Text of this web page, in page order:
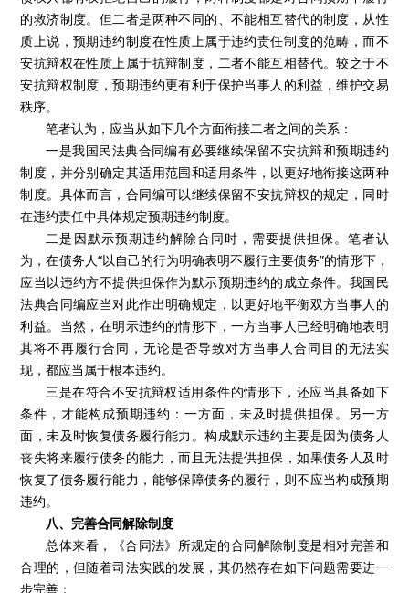
的救济制度。但二者是两种不同的、不能相互替代的制度，从性
质上说，预期违约制度在性质上属于违约责任制度的范畴，而不
安抗辩权在性质上属于抗辩制度，二者不能互相替代。较之于不
安抗辩权制度，预期违约更有利于保护当事人的利益，维护交易
秩序。
笔者认为，应当从如下几个方面衔接二者之间的关系：
一是我国民法典合同编有必要继续保留不安抗辩和预期违约
制度，并分别确定其适用范围和适用条件，以更好地衔接这两种
制度。具体而言，合同编可以继续保留不安抗辩权的规定，同时
在违约责任中具体规定预期违约制度。
二是因默示预期违约解除合同时，需要提供担保。笔者认
为，在债务人“以自己的行为明确表明不履行主要债务”的情形下，
应当以违约方不提供担保作为默示预期违约的成立条件。我国民
法典合同编应当对此作出明确规定，以更好地平衡双方当事人的
利益。当然，在明示违约的情形下，一方当事人已经明确地表明
其将不再履行合同，无论是否导致对方当事人合同目的无法实
现，都应当属于根本违约。
三是在符合不安抗辩权适用条件的情形下，还应当具备如下
条件，才能构成预期违约：一方面，未及时提供担保。另一方
面，未及时恢复债务履行能力。构成默示违约主要是因为债务人
丧失将来履行债务的能力，而且无法提供担保，如果债务人及时
恢复了债务履行能力，能够保障债务的履行，则不应当构成预期
违约。
八、完善合同解除制度
总体来看，《合同法》所规定的合同解除制度是相对完善和
合理的，但随着司法实践的发展，其仍然存在如下问题需要进一
步完善：